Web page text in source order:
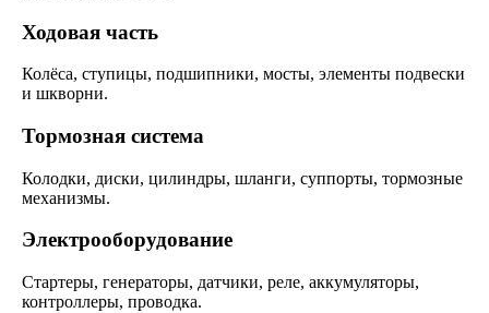
Ходовая часть
Колёса, ступицы, подшипники, мосты, элементы подвески
и шкворни.
Тормозная система
Колодки, диски, цилиндры, шланги, суппорты, тормозные
механизмы.
Электрооборудование
Стартеры, генераторы, датчики, реле, аккумуляторы,
контроллеры, проводка.